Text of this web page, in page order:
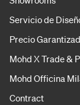
Servicio de
Precio
Mohd X Trade &
Mohd Officina
Contract